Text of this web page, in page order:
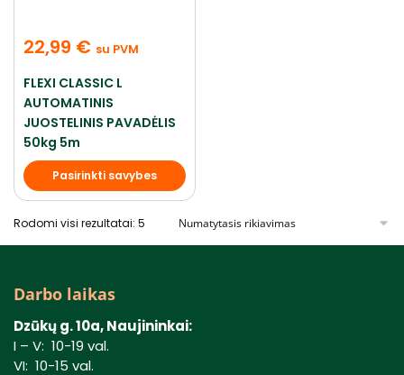
22,99 € su PVM
FLEXI CLASSIC L
AUTOMATINIS
JUOSTELINIS PAVADĖLIS
50kg 5m
Pasirinkti savybes
Rodomi visi rezultatai: 5
Darbo laikas
Dzūkų g. 10a, Naujininkai:
I – V: 10-19 val.
VI: 10-15 val.